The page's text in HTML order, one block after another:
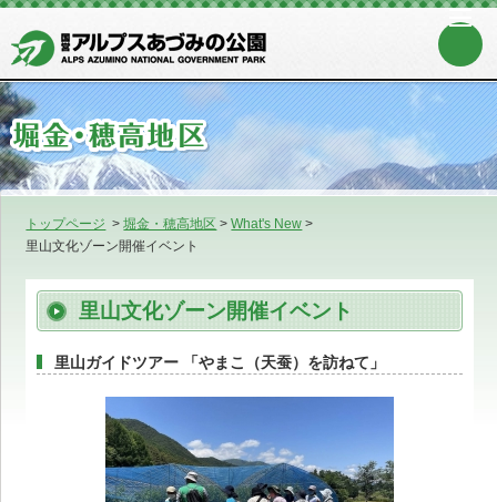
トップページ > 堀金・穂高地区 > What's New >
里山文化ゾーン開催イベント
里山文化ゾーン開催イベント
里山ガイドツアー 「やまこ（天蚕）を訪ねて」